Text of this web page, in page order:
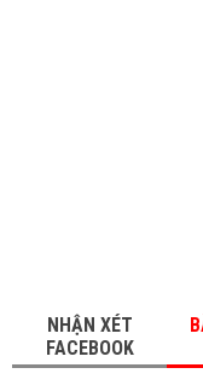
NHẬN XÉT
FACEBOOK